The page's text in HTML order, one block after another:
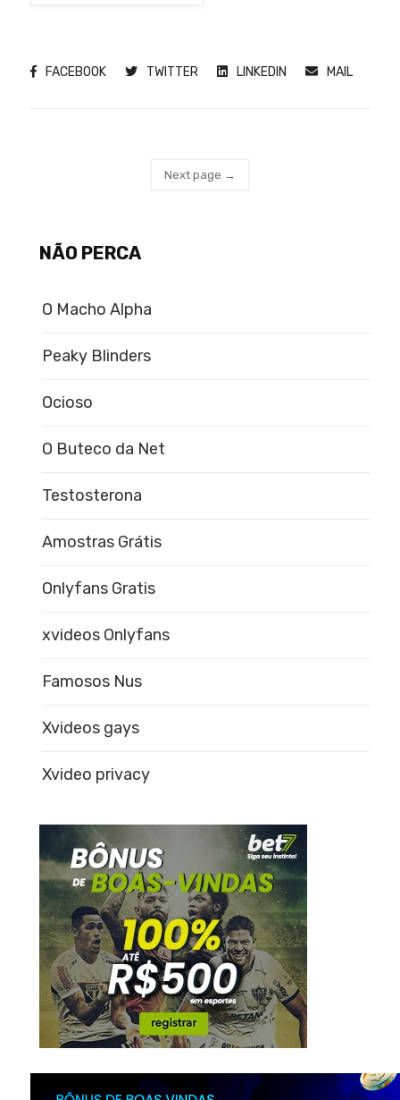
FACEBOOK TWITTER LINKEDIN MAIL
Next page →
NÃO PERCA
O Macho Alpha
Peaky Blinders
Ocioso
O Buteco da Net
Testosterona
Amostras Grátis
Onlyfans Gratis
xvideos Onlyfans
Famosos Nus
Xvideos gays
Xvideo privacy